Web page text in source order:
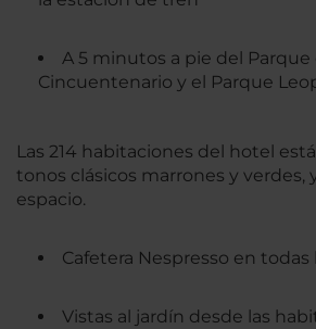
A 5 minutos a pie del Parque
Cincuentenario y el Parque
Las 214 habitaciones del hotel
tonos clásicos marrones y verdes,
espacio.
Cafetera Nespresso en
Vistas al jardín desde las